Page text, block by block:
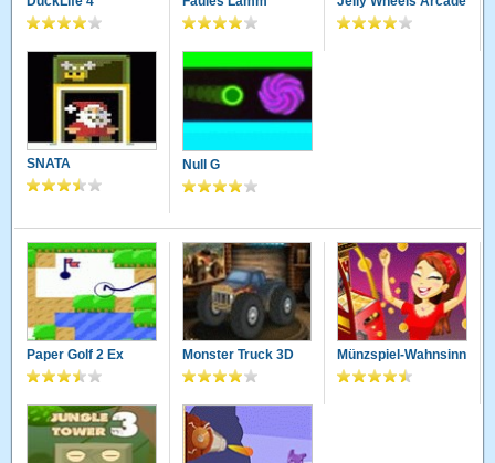
SNATA Null G
Paper Golf 2 Ex Monster Truck 3D Münzspiel-Wahnsinn